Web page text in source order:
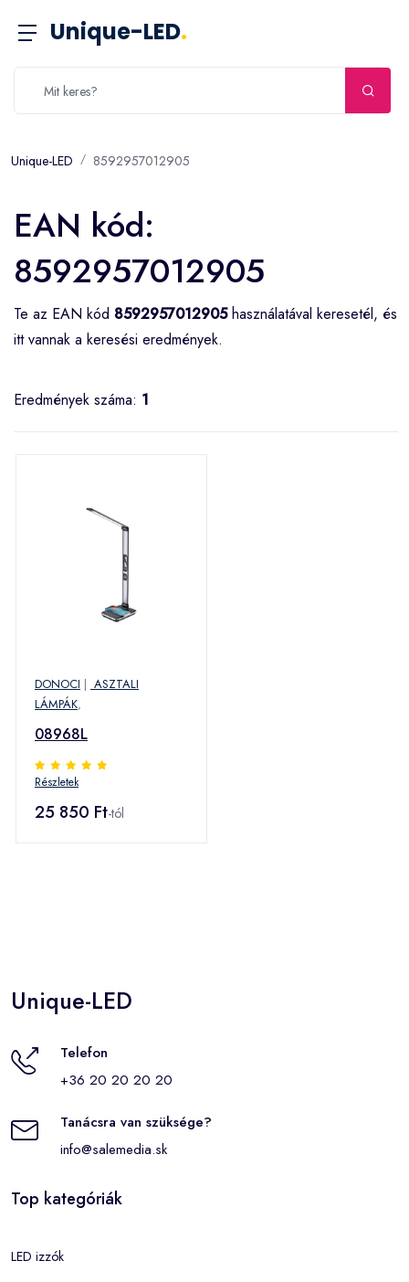
Unique-LED.
Unique-LED 8592957012905
EAN kód:
8592957012905
Te az EAN kód 8592957012905használatával keresetél, és
itt vannak a keresési eredmények.
Eredmények száma: 1
DONOCI | ASZTALI
LÁMPÁK,
08968L
Részletek
25 850 Ft-tól
Unique-LED
Telefon
+36 20 20 20 20
Tanácsra van szüksége?
info@salemedia.sk
Top kategóriák
LED izzók